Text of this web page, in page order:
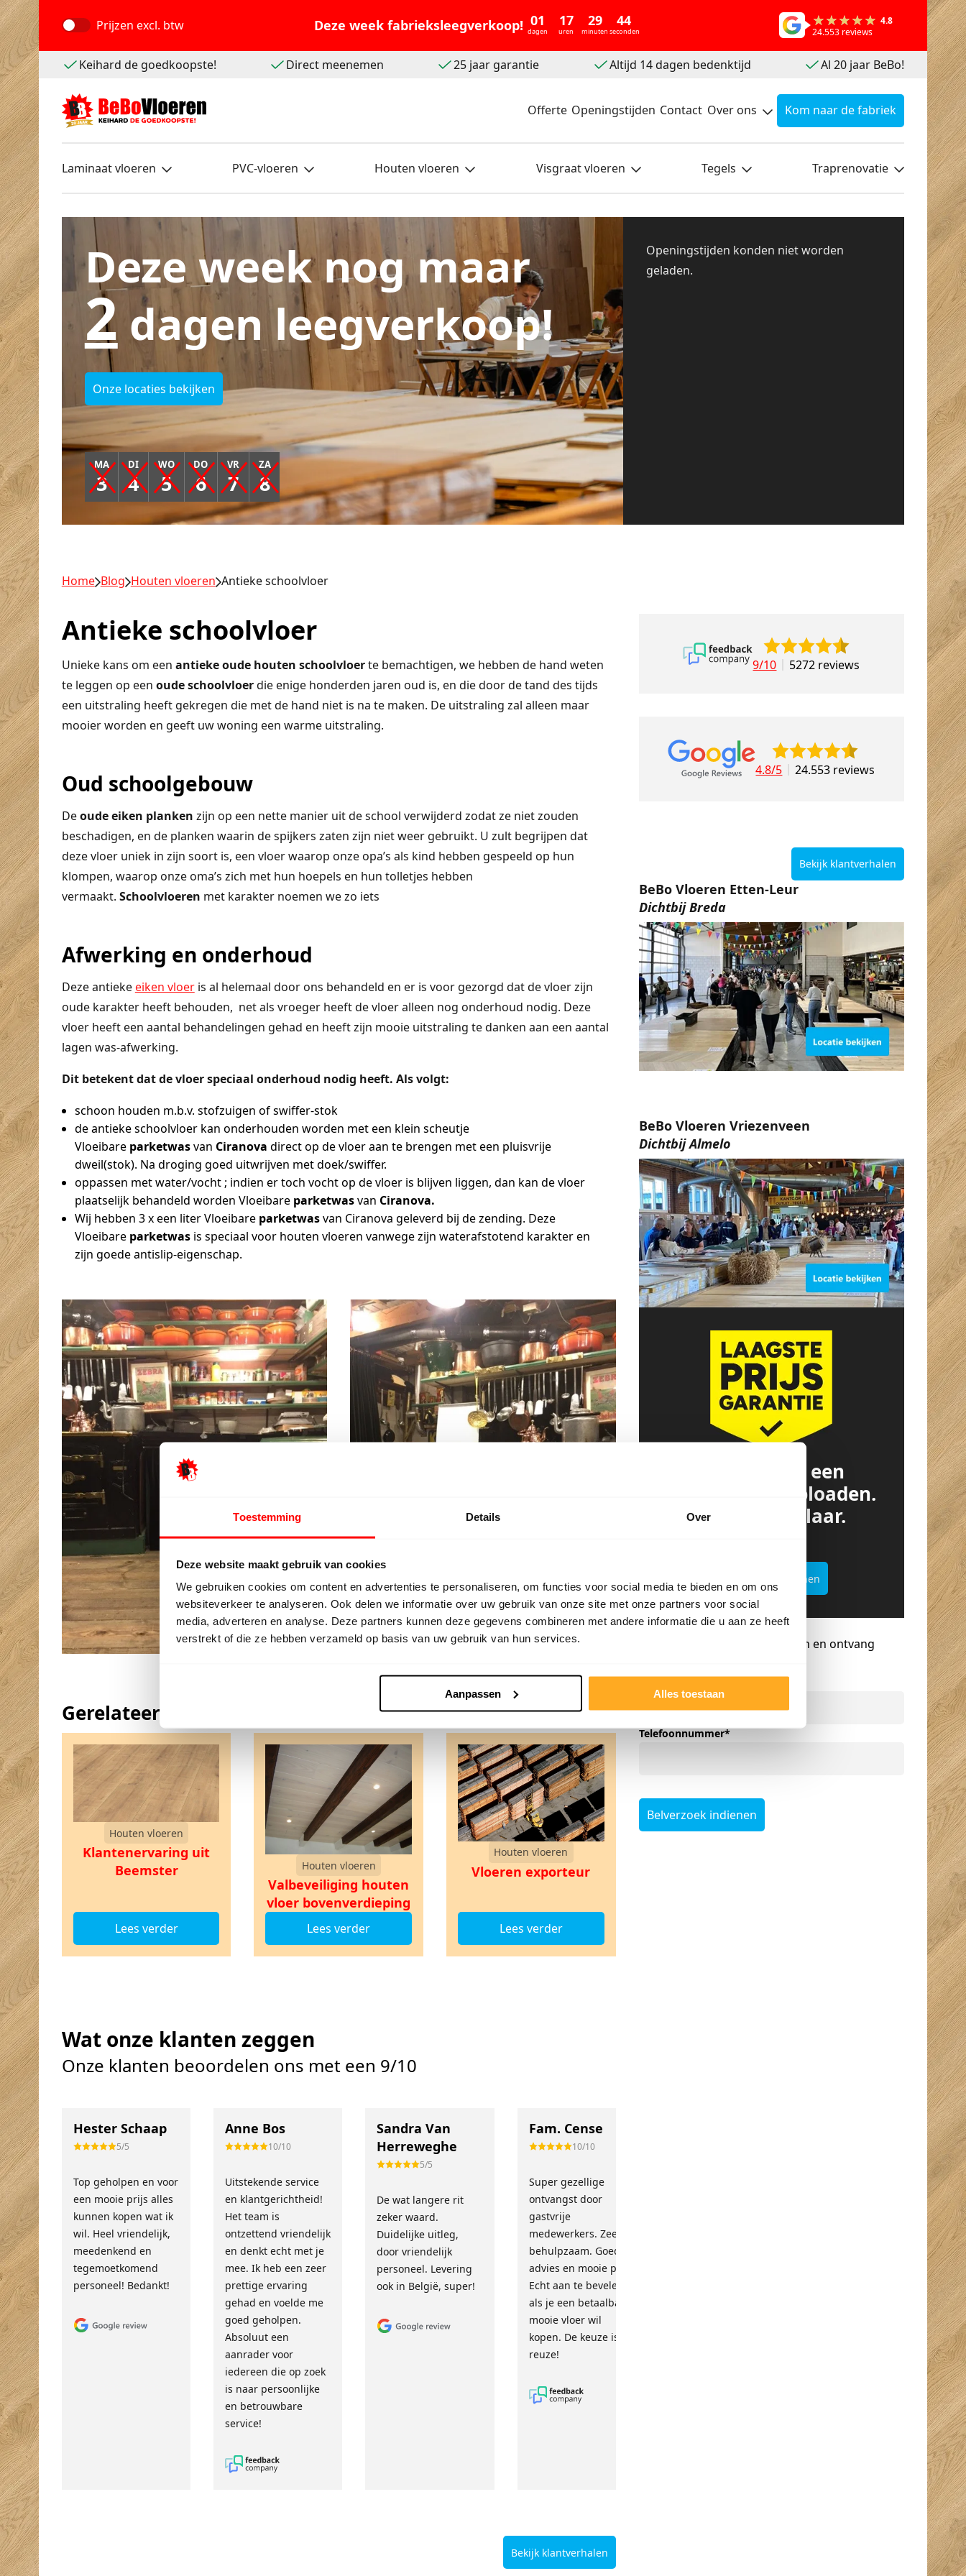
Toestemming Details Over
Deze website maakt gebruik van cookies
We gebruiken cookies om content en advertenties te personaliseren, om functies voor social media te bieden en om ons
websiteverkeer te analyseren. Ook delen we informatie over uw gebruik van onze site met onze partners voor social
media, adverteren en analyse. Deze partners kunnen deze gegevens combineren met andere informatie die u aan ze heeft
verstrekt of die ze hebben verzameld op basis van uw gebruik van hun services.
Aanpassen Alles toestaan
Prijzen excl. btw Deze week fabrieksleegverkoop! 01
dagen
17
uren
29
minuten
42
seconden
4.8
24.553 reviews
Keihard de goedkoopste! Direct meenemen 25 jaar garantie Altijd 14 dagen bedenktijd Al 20 jaar BeBo!
Offerte Openingstijden Contact Over ons Kom naar de fabriek
Laminaat vloeren PVC-vloeren Houten vloeren Visgraat vloeren Tegels Traprenovatie
Deze week nog maar
2 dagen leegverkoop!
Onze locaties bekijken
MA
3
DI
4
WO
5
DO
6
VR
7
ZA
8
Openingstijden konden niet worden
geladen.
Home Blog Houten vloeren Antieke schoolvloer
Antieke schoolvloer
Unieke kans om een antiekeoude houten schoolvloerte bemachtigen, we hebben de hand weten
te leggen op een oudeschoolvloerdie enige honderden jaren oud is, en die door de tand des tijds
een uitstraling heeft gekregen die met de hand niet is na te maken. De uitstraling zal alleen maar
mooier worden en geeft uw woning een warme uitstraling.
Oud schoolgebouw
Deoudeeiken planken zijn op een nette manier uit de school verwijderd zodat ze niet zouden
beschadigen, en de planken waarin de spijkers zaten zijn niet weer gebruikt. U zult begrijpen dat
deze vloer uniek in zijn soort is, een vloer waarop onze opa’s als kind hebben gespeeld op hun
klompen, waarop onze oma’s zich met hun hoepels en hun tolletjes hebben
vermaakt. Schoolvloeren met karakter noemen we zo iets
Afwerking en onderhoud
Deze antieke eiken vloeris al helemaal door ons behandeld en er is voor gezorgd dat de vloer zijn
oude karakter heeft behouden, net als vroeger heeft de vloer alleen nog onderhoud nodig. Deze
vloer heeft een aantal behandelingen gehad en heeft zijn mooie uitstraling te danken aan een aantal
lagen was-afwerking.
Dit betekent dat de vloer speciaal onderhoud nodig heeft. Als volgt:
schoon houden m.b.v. stofzuigen of swiffer-stok
de antieke schoolvloer kan onderhouden worden met een klein scheutje
Vloeibare parketwasvan Ciranova direct op de vloer aan te brengen met een pluisvrije
dweil(stok). Na droging goed uitwrijven met doek/swiffer.
oppassen met water/vocht ; indien er toch vocht op de vloer is blijven liggen, dan kan de vloer
plaatselijk behandeld worden Vloeibare parketwasvan Ciranova.
Wij hebben 3 x een liter Vloeibare parketwasvan Ciranova geleverd bij de zending. Deze
Vloeibare parketwas is speciaal voor houten vloeren vanwege zijn waterafstotend karakter en
zijn goede antislip-eigenschap.
Gerelateerde blogs
Houten vloeren
Klantenervaring uit
Beemster
Lees verder
Houten vloeren
Valbeveiliging houten
vloer bovenverdieping
Lees verder
Houten vloeren
Vloeren exporteur
Lees verder
Wat onze klanten zeggen
Onze klanten beoordelen ons met een 9/10
Hester Schaap
5/5
Top geholpen en voor
een mooie prijs alles
kunnen kopen wat ik
wil. Heel vriendelijk,
meedenkend en
tegemoetkomend
personeel! Bedankt!
Anne Bos
10/10
Uitstekende service
en klantgerichtheid!
Het team is
ontzettend vriendelijk
en denkt echt met je
mee. Ik heb een zeer
prettige ervaring
gehad en voelde me
goed geholpen.
Absoluut een
aanrader voor
iedereen die op zoek
is naar persoonlijke
en betrouwbare
service!
Sandra Van
Herreweghe
5/5
De wat langere rit
zeker waard.
Duidelijke uitleg,
door vriendelijk
personeel. Levering
ook in België, super!
Fam. Cense
10/10
Super gezellige
ontvangst door
gastvrije
medewerkers. Zeer
behulpzaam. Goed
advies en mooie prijs.
Echt aan te bevelen
als je een betaalbare,
mooie vloer wil
kopen. De keuze is
reuze!
hapje en een drankje
erbij. Top prijzen en
vriendelijke mensen
Bekijk klantverhalen
9/10 5272 reviews
4.8/5 24.553 reviews
Bekijk klantverhalen
BeBo Vloeren Etten-Leur
Dichtbij Breda
BeBo Vloeren Vriezenveen
Dichtbij Almelo
Offerte van een
concurrent? Uploaden.
Besparen. Klaar.
Offertekiller openen
Gratis advies op maat
Vraag een terugbelverzoek aan en ontvang
Telefoonnummer*
Belverzoek indienen